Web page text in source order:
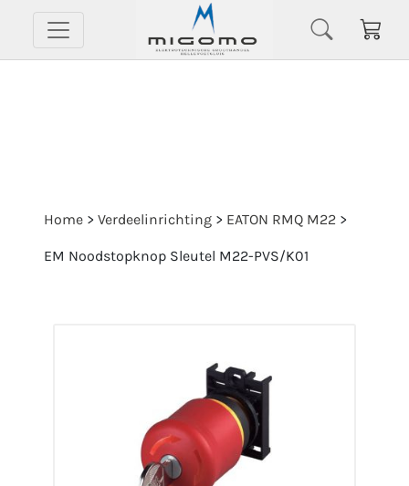
Home > Verdeelinrichting > EATON RMQ M22 >
EM Noodstopknop Sleutel M22-PVS/K01